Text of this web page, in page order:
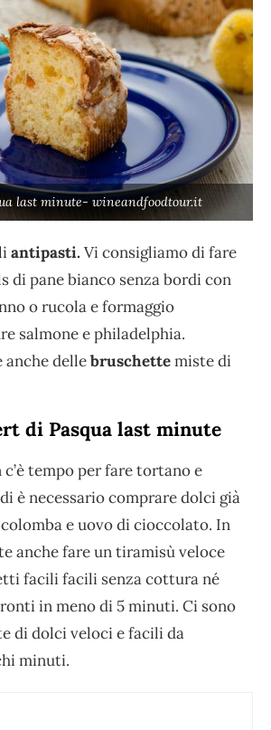
last minute- wineandfoodtour.it
antipasti. Vi consigliamo di fare
di pane bianco senza bordi con
o rucola e formaggio
salmone e philadelphia.
anche dellebruschettemiste di
di Pasqua last minute
tempo per fare tortano e
è necessario comprare dolci già
e uovo di cioccolato. In
anche fare un tiramisù veloce
facili facili senza cottura né
in meno di 5 minuti. Ci sono
di dolci veloci e facili da
minuti.